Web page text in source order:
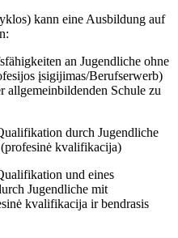
kann eine Ausbildung auf
an Jugendliche ohne
įsigijimas/Berufserwerb)
allgemeinbildenden Schule zu
durch Jugendliche
(profesinė kvalifikacija)
und eines
Jugendliche mit
kvalifikacija ir bendrasis